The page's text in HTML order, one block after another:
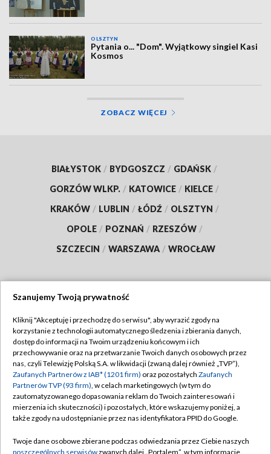
OLSZTYN
Pytania o... "Dom". Wyjątkowy singiel Kasi
Kosmos
ZOBACZ WIĘCEJ
BIAŁYSTOK / BYDGOSZCZ / GDAŃSK /
GORZÓW WLKP. / KATOWICE / KIELCE /
KRAKÓW / LUBLIN / ŁÓDŹ / OLSZTYN /
OPOLE / POZNAŃ / RZESZÓW /
SZCZECIN / WARSZAWA / WROCŁAW
TVP
Abonament TVP
Emisja w TVP
Centrum informacji TVP
Naziemna Telewizja Cyfrowa
Rada Programowa
Regulamin TVP
Polityka prywatności
Moje zgody
Pomoc
Szanujemy Twoją prywatność
Kliknij "Akceptuję i przechodzę do serwisu", aby wyrazić zgody na
korzystanie z technologii automatycznego śledzenia i zbierania danych,
dostęp do informacji na Twoim urządzeniu końcowym i ich
przechowywanie oraz na przetwarzanie Twoich danych osobowych przez
nas, czyli Telewizję Polską S.A. w likwidacji (zwaną dalej również „TVP”),
Zaufanych Partnerów z IAB* (1201 firm) oraz pozostałych Zaufanych
Partnerów TVP (93 firm), w celach marketingowych (w tym do
zautomatyzowanego dopasowania reklam do Twoich zainteresowań i
mierzenia ich skuteczności) i pozostałych, które wskazujemy poniżej, a
także zgody na udostępnianie przez nas identyfikatora PPID do Google.
Twoje dane osobowe zbierane podczas odwiedzania przez Ciebie naszych
poszczególnych serwisówzwanych dalej „Portalem”, w tym informacje